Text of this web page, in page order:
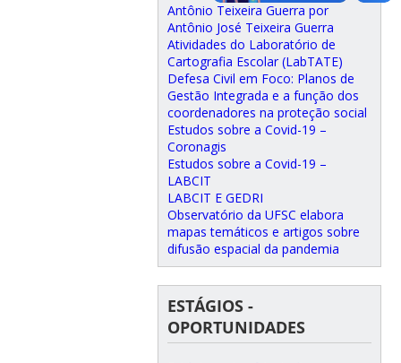
Antônio Teixeira Guerra por
Antônio José Teixeira Guerra
Atividades do Laboratório de
Cartografia Escolar (LabTATE)
Defesa Civil em Foco: Planos de
Gestão Integrada e a função dos
coordenadores na proteção social
Estudos sobre a Covid-19 –
Coronagis
Estudos sobre a Covid-19 –
LABCIT
LABCIT E GEDRI
Observatório da UFSC elabora
mapas temáticos e artigos sobre
difusão espacial da pandemia
ESTÁGIOS -
OPORTUNIDADES